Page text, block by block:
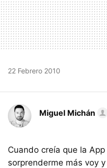
22 Febrero 2010
Miguel Michán
Cuando creía que la
sorprenderme más voy